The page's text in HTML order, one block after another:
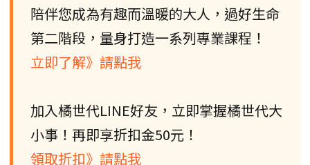
陪伴您成為有趣而溫暖的大人，過好生命
第二階段，量身打造一系列專業課程！
立即了解》請點我
加入橘世代LINE好友，立即掌握橘世代大
小事！再即享折扣金50元！
領取折扣》請點我